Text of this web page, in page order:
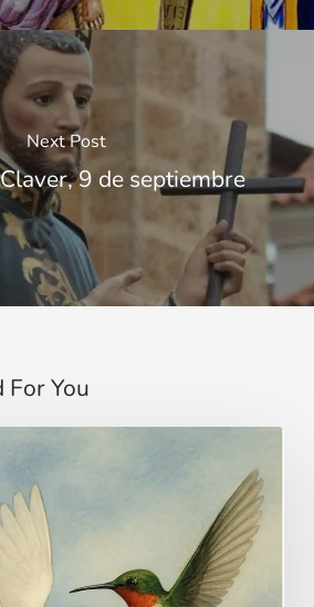
Next Post
9 de septiembre
For You